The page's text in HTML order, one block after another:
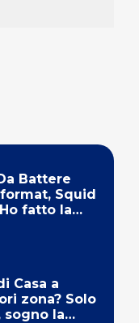
Battere
Squid
fatto la
Casa a
zona? Solo
sogno la